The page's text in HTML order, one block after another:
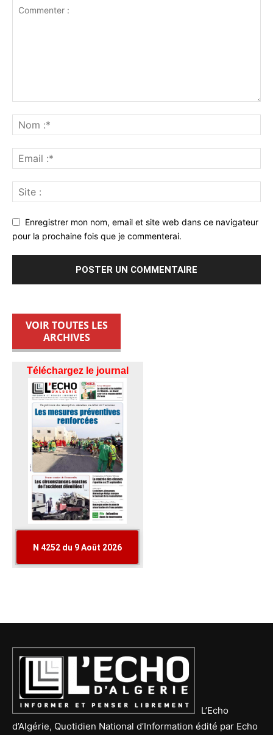
Enregistrer mon nom, email et site web dans ce navigateur
pour la prochaine fois que je commenterai.
VOIR TOUTES LES
ARCHIVES
L’Echo
d’Algérie, Quotidien National d’Information édité par Echo